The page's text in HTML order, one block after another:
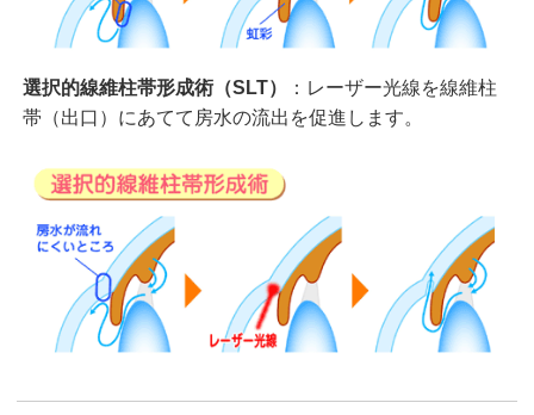
選択的線維柱帯形成術（SLT）
：レーザー光線を線維柱
帯（出口）にあてて房水の流出を促進します。